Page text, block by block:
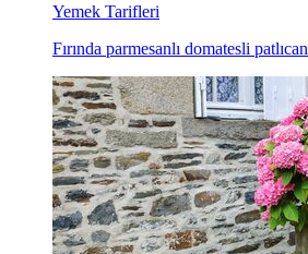
Yemek Tarifleri
Fırında parmesanlı domatesli patlıcan